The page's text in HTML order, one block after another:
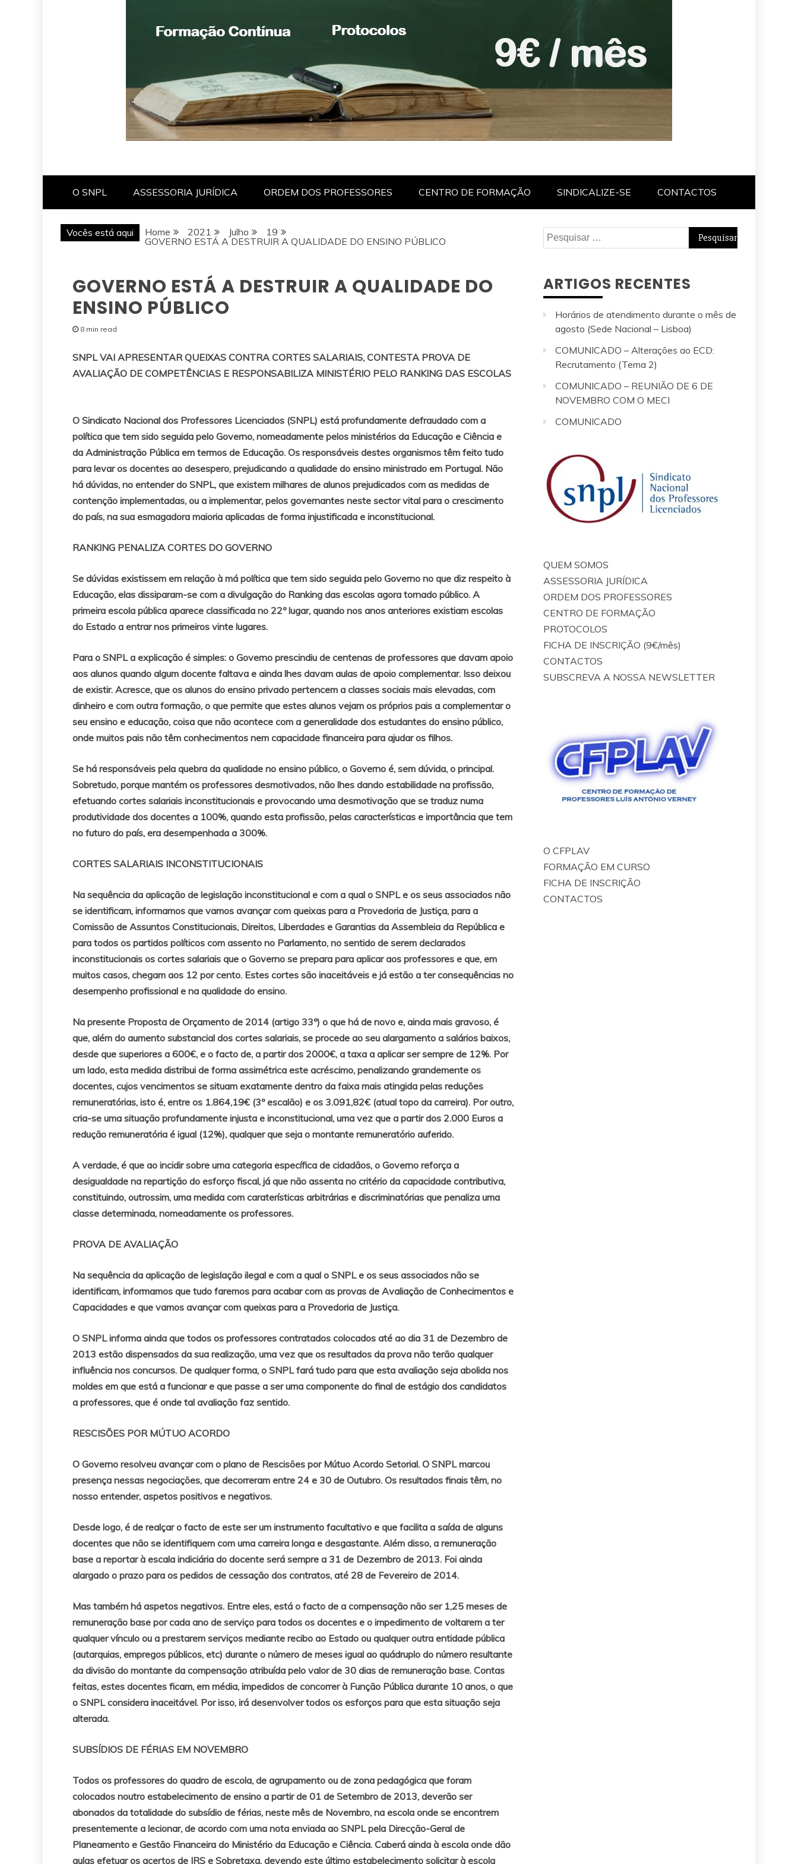
O SNPL ASSESSORIA JURÍDICA ORDEM DOS PROFESSORES CENTRO DE FORMAÇÃO SINDICALIZE-SE CONTACTOS
Vocês está aqui Home 2021 Julho
19
GOVERNO ESTÁ A DESTRUIR A QUALIDADE DO ENSINO PÚBLICO
GOVERNO ESTÁ A DESTRUIR A QUALIDADE DO
ENSINO PÚBLICO
8 min read
SNPL VAI APRESENTAR QUEIXAS CONTRA CORTES SALARIAIS, CONTESTA PROVA DE
AVALIAÇÃO DE COMPETÊNCIAS E RESPONSABILIZA MINISTÉRIO PELO RANKING DAS ESCOLAS
O Sindicato Nacional dos Professores Licenciados (SNPL) está profundamente defraudado com a
política que tem sido seguida pelo Governo, nomeadamente pelos ministérios da Educação e Ciência e
da Administração Pública em termos de Educação. Os responsáveis destes organismos têm feito tudo
para levar os docentes ao desespero, prejudicando a qualidade do ensino ministrado em Portugal. Não
há dúvidas, no entender do SNPL, que existem milhares de alunos prejudicados com as medidas de
contenção implementadas, ou a implementar, pelos governantes neste sector vital para o crescimento
do país, na sua esmagadora maioria aplicadas de forma injustificada e inconstitucional.
RANKING PENALIZA CORTES DO GOVERNO
Se dúvidas existissem em relação à má política que tem sido seguida pelo Governo no que diz respeito à
Educação, elas dissiparam-se com a divulgação do Ranking das escolas agora tornado público. A
primeira escola pública aparece classificada no 22º lugar, quando nos anos anteriores existiam escolas
do Estado a entrar nos primeiros vinte lugares.
Para o SNPL a explicação é simples: o Governo prescindiu de centenas de professores que davam apoio
aos alunos quando algum docente faltava e ainda lhes davam aulas de apoio complementar. Isso deixou
de existir. Acresce, que os alunos do ensino privado pertencem a classes sociais mais elevadas, com
dinheiro e com outra formação, o que permite que estes alunos vejam os próprios pais a complementar o
seu ensino e educação, coisa que não acontece com a generalidade dos estudantes do ensino público,
onde muitos pais não têm conhecimentos nem capacidade financeira para ajudar os filhos.
Se há responsáveis pela quebra da qualidade no ensino público, o Governo é, sem dúvida, o principal.
Sobretudo, porque mantém os professores desmotivados, não lhes dando estabilidade na profissão,
efetuando cortes salariais inconstitucionais e provocando uma desmotivação que se traduz numa
produtividade dos docentes a 100%, quando esta profissão, pelas características e importância que tem
no futuro do país, era desempenhada a 300%.
CORTES SALARIAIS INCONSTITUCIONAIS
Na sequência da aplicação de legislação inconstitucional e com a qual o SNPL e os seus associados não
se identificam, informamos que vamos avançar com queixas para a Provedoria de Justiça, para a
Comissão de Assuntos Constitucionais, Direitos, Liberdades e Garantias da Assembleia da República e
para todos os partidos políticos com assento no Parlamento, no sentido de serem declarados
inconstitucionais os cortes salariais que o Governo se prepara para aplicar aos professores e que, em
muitos casos, chegam aos 12 por cento. Estes cortes são inaceitáveis e já estão a ter consequências no
desempenho profissional e na qualidade do ensino.
Na presente Proposta de Orçamento de 2014 (artigo 33º) o que há de novo e, ainda mais gravoso, é
que, além do aumento substancial dos cortes salariais, se procede ao seu alargamento a salários baixos,
desde que superiores a 600€, e o facto de, a partir dos 2000€, a taxa a aplicar ser sempre de 12%. Por
um lado, esta medida distribui de forma assimétrica este acréscimo, penalizando grandemente os
docentes, cujos vencimentos se situam exatamente dentro da faixa mais atingida pelas reduções
remuneratórias, isto é, entre os 1.864,19€ (3º escalão) e os 3.091,82€ (atual topo da carreira). Por outro,
cria-se uma situação profundamente injusta e inconstitucional, uma vez que a partir dos 2.000 Euros a
redução remuneratória é igual (12%), qualquer que seja o montante remuneratório auferido.
A verdade, é que ao incidir sobre uma categoria específica de cidadãos, o Governo reforça a
desigualdade na repartição do esforço fiscal, já que não assenta no critério da capacidade contributiva,
constituindo, outrossim, uma medida com caraterísticas arbitrárias e discriminatórias que penaliza uma
classe determinada, nomeadamente os professores.
PROVA DE AVALIAÇÃO
Na sequência da aplicação de legislação ilegal e com a qual o SNPL e os seus associados não se
identificam, informamos que tudo faremos para acabar com as provas de Avaliação de Conhecimentos e
Capacidades e que vamos avançar com queixas para a Provedoria de Justiça.
O SNPL informa ainda que todos os professores contratados colocados até ao dia 31 de Dezembro de
2013 estão dispensados da sua realização, uma vez que os resultados da prova não terão qualquer
influência nos concursos. De qualquer forma, o SNPL fará tudo para que esta avaliação seja abolida nos
moldes em que está a funcionar e que passe a ser uma componente do final de estágio dos candidatos
a professores, que é onde tal avaliação faz sentido.
RESCISÕES POR MÚTUO ACORDO
O Governo resolveu avançar com o plano de Rescisões por Mútuo Acordo Setorial. O SNPL marcou
presença nessas negociações, que decorreram entre 24 e 30 de Outubro. Os resultados finais têm, no
nosso entender, aspetos positivos e negativos.
Desde logo, é de realçar o facto de este ser um instrumento facultativo e que facilita a saída de alguns
docentes que não se identifiquem com uma carreira longa e desgastante. Além disso, a remuneração
base a reportar à escala indiciária do docente será sempre a 31 de Dezembro de 2013. Foi ainda
alargado o prazo para os pedidos de cessação dos contratos, até 28 de Fevereiro de 2014.
Mas também há aspetos negativos. Entre eles, está o facto de a compensação não ser 1,25 meses de
remuneração base por cada ano de serviço para todos os docentes e o impedimento de voltarem a ter
qualquer vínculo ou a prestarem serviços mediante recibo ao Estado ou qualquer outra entidade pública
(autarquias, empregos públicos, etc) durante o número de meses igual ao quádruplo do número resultante
da divisão do montante da compensação atribuída pelo valor de 30 dias de remuneração base. Contas
feitas, estes docentes ficam, em média, impedidos de concorrer à Função Pública durante 10 anos, o que
o SNPL considera inaceitável. Por isso, irá desenvolver todos os esforços para que esta situação seja
alterada.
SUBSÍDIOS DE FÉRIAS EM NOVEMBRO
Todos os professores do quadro de escola, de agrupamento ou de zona pedagógica que foram
colocados noutro estabelecimento de ensino a partir de 01 de Setembro de 2013, deverão ser
abonados da totalidade do subsídio de férias, neste mês de Novembro, na escola onde se encontrem
presentemente a lecionar, de acordo com uma nota enviada ao SNPL pela Direcção-Geral de
Planeamento e Gestão Financeira do Ministério da Educação e Ciência. Caberá ainda à escola onde dão
aulas efetuar os acertos de IRS e Sobretaxa, devendo este último estabelecimento solicitar à escola
Pesquisar
por:
ARTIGOS RECENTES
Horários de atendimento durante o mês de
agosto (Sede Nacional – Lisboa)
COMUNICADO – Alterações ao ECD:
Recrutamento (Tema 2)
COMUNICADO – REUNIÃO DE 6 DE
NOVEMBRO COM O MECI
COMUNICADO
QUEM SOMOS
ASSESSORIA JURÍDICA
ORDEM DOS PROFESSORES
CENTRO DE FORMAÇÃO
PROTOCOLOS
FICHA DE INSCRIÇÃO (9€/mês)
CONTACTOS
SUBSCREVA A NOSSA NEWSLETTER
O CFPLAV
FORMAÇÃO EM CURSO
FICHA DE INSCRIÇÃO
CONTACTOS